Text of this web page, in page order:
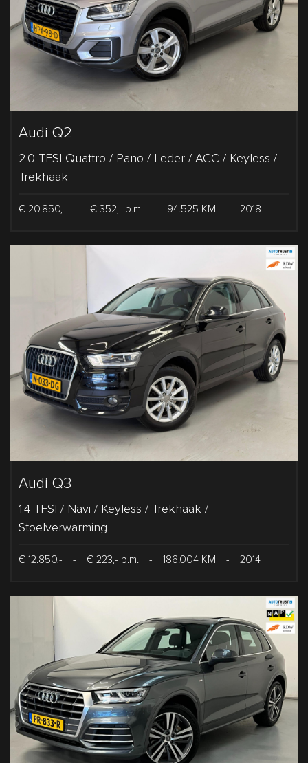
Audi Q2
2.0 TFSI Quattro / Pano / Leder / ACC / Keyless /
Trekhaak
€ 20.850,- - € 352,- p.m. - 94.525 KM - 2018
Audi Q3
1.4 TFSI / Navi / Keyless / Trekhaak /
Stoelverwarming
€ 12.850,- - € 223,- p.m. - 186.004 KM - 2014